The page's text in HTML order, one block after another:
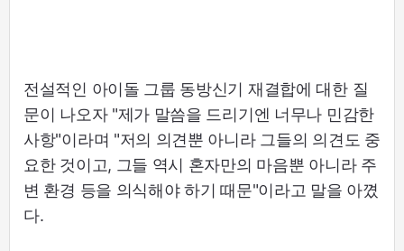
전설적인 아이돌 그룹 동방신기 재결합에 대한 질
문이 나오자 "제가 말씀을 드리기엔 너무나 민감한
사항"이라며 "저의 의견뿐 아니라 그들의 의견도 중
요한 것이고, 그들 역시 혼자만의 마음뿐 아니라 주
변 환경 등을 의식해야 하기 때문"이라고 말을 아꼈
다.